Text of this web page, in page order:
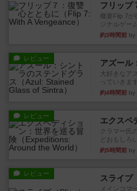
フリップ
概要Flip 7
ジナルゲー
約3時間前 by
レビュー アズール
大好きなア
っていきま
約4時間前 by
レビュー エクスペ
クラマー氏
どおもしろ
約5時間前 by
レビュー スライプ
メインコマ